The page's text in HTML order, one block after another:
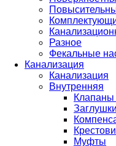
Разное
Фекальные
Канализация
Канализация
Внутренняя
Заглушки
Муфты